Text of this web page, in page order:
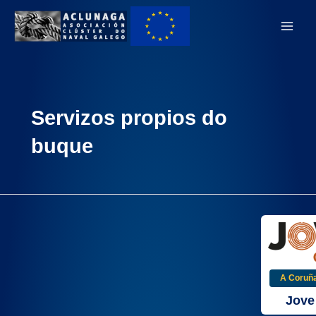
contido
Servizos propios do
buque
A